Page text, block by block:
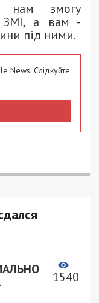
нам змогу
ЗМІ, а вам -
під ними.
News. Слідкуйте
1540